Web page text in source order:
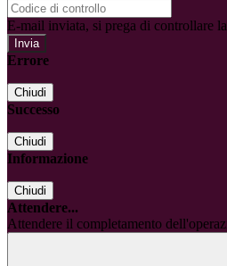
E-mail inviata, si prega di controllare
Errore
Chiudi
Successo
Chiudi
Informazione
Chiudi
Attendere...
Attendere il completamento